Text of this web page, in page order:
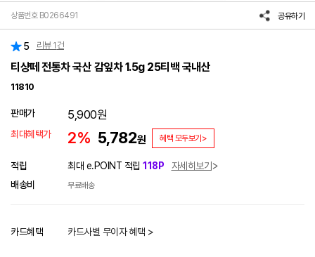
상품번호 B0266491 공유하기
5 리뷰 1건
티샹떼 전통차 국산 감잎차 1.5g 25티백 국내산
11810
판매가 5,900원
최대혜택가 2% 5,782원 혜택 모두보기>
적립 최대 e.POINT 적립 118P
자세히보기
배송비
무료배송
카드혜택 카드사별 무이자 혜택 >